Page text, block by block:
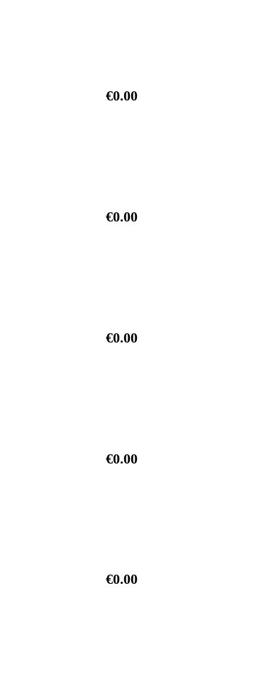
€0.00
€0.00
€0.00
€0.00
€0.00